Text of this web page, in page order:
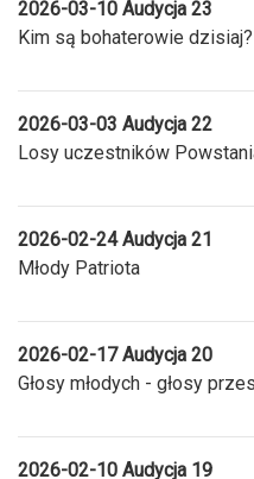
2026-03-10 Audycja 23
Kim są bohaterowie dzisiaj?
2026-03-03 Audycja 22
Losy uczestników
2026-02-24 Audycja 21
Młody Patriota
2026-02-17 Audycja 20
Głosy młodych - głosy
2026-02-10 Audycja 19